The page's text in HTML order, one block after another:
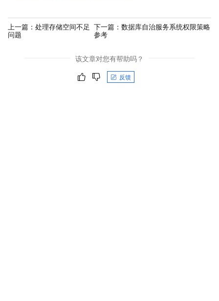
上一篇： 处理存储空间不足
问题
下一篇：数据库自治服务系统权限策略
参考
该文章对您有帮助吗？
反馈